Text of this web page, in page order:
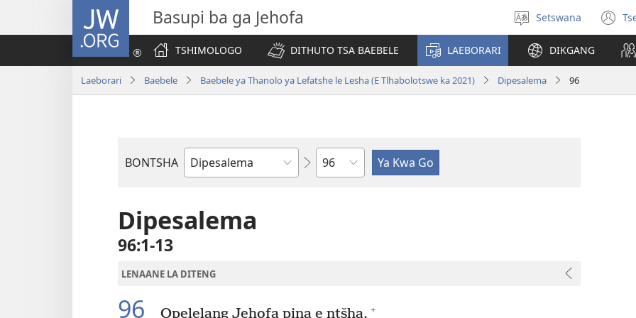
JW.ORG Basupi ba ga Jehofa
Tlhopha
puo
Setswana
(e
e
TSHIMOLOGO
DITHUTO TSA BAEBELE LAEBORARI DIKGANG
Laeborari Baebele Baebele ya Thanolo ya Lefatshe le Lesha (E Tlhabolotswe ka 2021) Dipesalema 96
BONTSHA
Dibuka
Baebele
Kgaolo
Dipesalema
96:1-13
LENAANE LA DITENG
96 Opelelang Jehofa pina e ntšha. +